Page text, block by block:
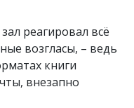
реагировал всё
возгласы, – ведь
книги
внезапно